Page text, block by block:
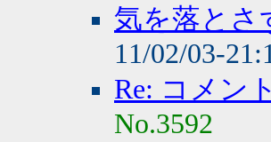
気を落とさ
11/02/03-
Re: コメン
No.3592